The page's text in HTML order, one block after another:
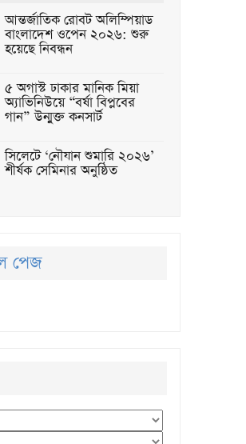
আন্তর্জাতিক রোবট অলিম্পিয়াড
বাংলাদেশ ওপেন ২০২৬: শুরু
হয়েছে নিবন্ধন
৫ অগাস্ট ঢাকার মানিক মিয়া
অ্যাভিনিউয়ে “বর্ষা বিপ্লবের
গান” উন্মুক্ত কনসার্ট
সিলেটে ‘নৌযান শুমারি ২০২৬’
শীর্ষক সেমিনার অনুষ্ঠিত
পেজ